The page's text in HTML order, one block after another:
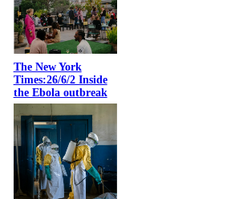
The New York
Times:26/6/2 Inside
the Ebola outbreak